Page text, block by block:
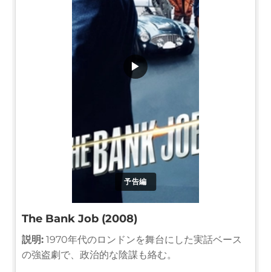
予告編
▶
The Bank Job (2008)
説明: 1970年代のロンドンを舞台にした実話ベース
の強盗劇で、政治的な陰謀も絡む。